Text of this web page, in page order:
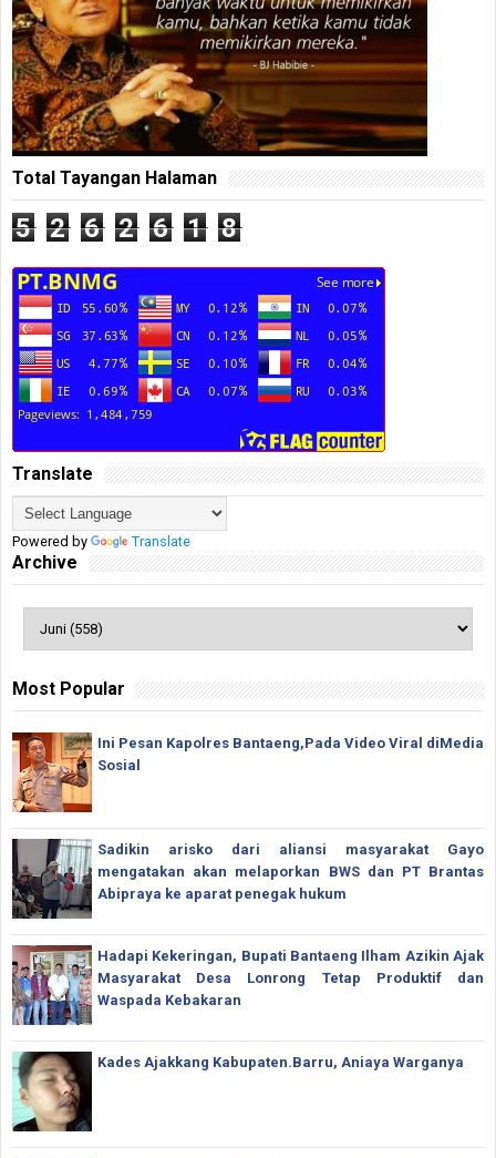
Total Tayangan Halaman
5 2 6 2 6 1 8
Translate
Powered by Translate
Archive
Most Popular
Ini Pesan Kapolres Bantaeng,Pada Video Viral diMedia
Sosial
Sadikin arisko dari aliansi masyarakat Gayo
mengatakan akan melaporkan BWS dan PT Brantas
Abipraya ke aparat penegak hukum
Hadapi Kekeringan, Bupati Bantaeng Ilham Azikin Ajak
Masyarakat Desa Lonrong Tetap Produktif dan
Waspada Kebakaran
Kades Ajakkang Kabupaten.Barru, Aniaya Warganya